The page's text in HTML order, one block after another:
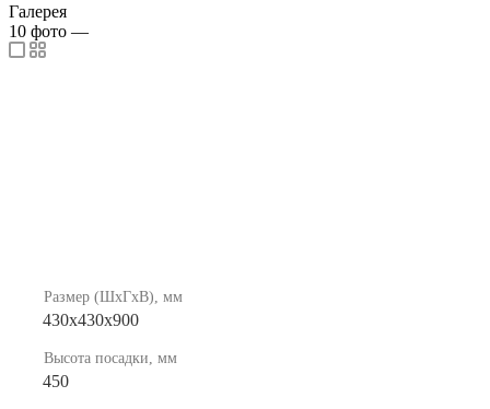
Галерея
10 фото —
Размер (ШхГхВ), мм
430х430х900
Высота посадки, мм
450